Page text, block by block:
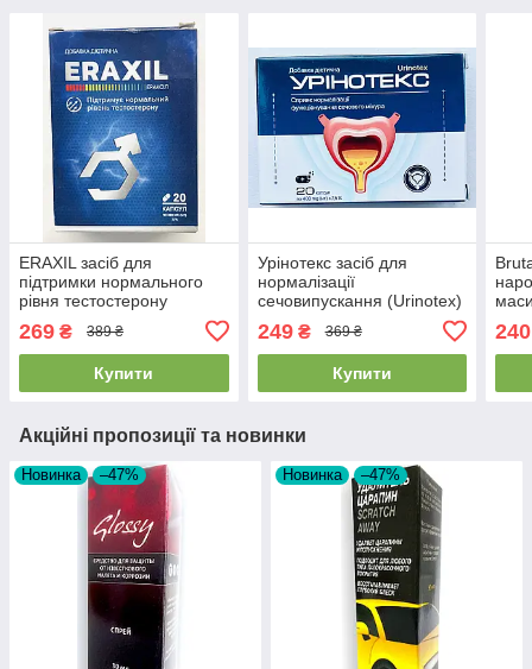
ERAXIL засіб для
підтримки нормального
рівня тестостерону
269 ₴ 389 ₴
Купити
Урінотекс засіб для
нормалізації
сечовипускання (Urinotex)
249₴ 369 ₴
Купити
240
Акційні пропозиції та новинки
Новинка –47% Новинка –47%